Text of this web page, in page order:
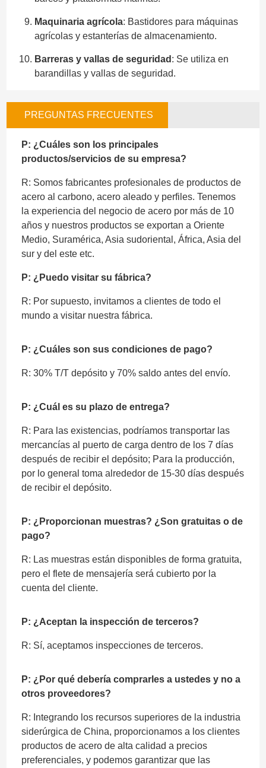
Maquinaria agrícola: Bastidores para máquinas
agrícolas y estanterías de almacenamiento.
Barreras y vallas de seguridad : Se utiliza en
barandillas y vallas de seguridad.
PREGUNTAS FRECUENTES
P: ¿Cuáles son los principales
productos/servicios de su empresa?
R: Somos fabricantes profesionales de productos de
acero al carbono, acero aleado y perfiles. Tenemos
la experiencia del negocio de acero por más de 10
años y nuestros productos se exportan a Oriente
Medio, Suramérica, Asia sudoriental, África, Asia del
sur y del este etc.
P: ¿Puedo visitar su fábrica?
R: Por supuesto, invitamos a clientes de todo el
mundo a visitar nuestra fábrica.
P: ¿Cuáles son sus condiciones de pago?
R: 30% T/T depósito y 70% saldo antes del envío.
P: ¿Cuál es su plazo de entrega?
R: Para las existencias, podríamos transportar las
mercancías al puerto de carga dentro de los 7 días
después de recibir el depósito; Para la producción,
por lo general toma alrededor de 15-30 días después
de recibir el depósito.
P: ¿Proporcionan muestras? ¿Son gratuitas o de
pago?
R: Las muestras están disponibles de forma gratuita,
pero el flete de mensajería será cubierto por la
cuenta del cliente.
P: ¿Aceptan la inspección de terceros?
R: Sí, aceptamos inspecciones de terceros.
P: ¿Por qué debería comprarles a ustedes y no a
otros proveedores?
R: Integrando los recursos superiores de la industria
siderúrgica de China, proporcionamos a los clientes
productos de acero de alta calidad a precios
preferenciales, y podemos garantizar que las